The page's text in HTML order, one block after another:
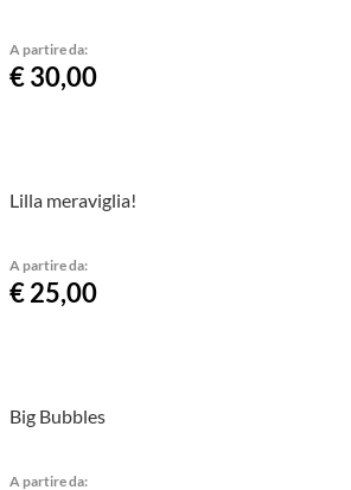
A partire da:
€ 30,00
Lilla meraviglia!
A partire da:
€ 25,00
Big Bubbles
A partire da: